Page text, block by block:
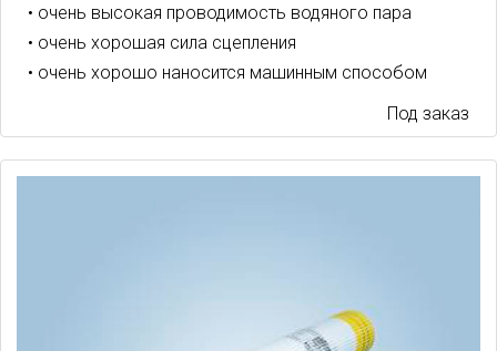
• очень высокая проводимость водяного пара
• очень хорошая сила сцепления
• очень хорошо наносится машинным способом
Под заказ